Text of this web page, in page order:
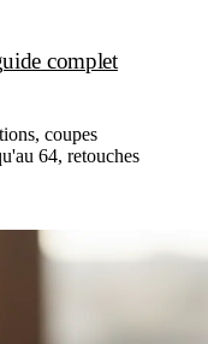
complet
coupes
64, retouches